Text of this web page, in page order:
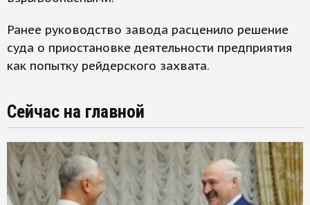
Ранее руководство завода расценило решение
суда о приостановке деятельности предприятия
как попытку рейдерского захвата.
Сейчас на главной